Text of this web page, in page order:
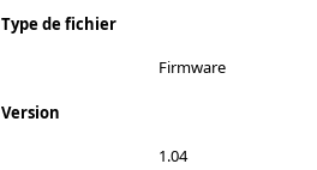
Type de fichier
Firmware
Version
1.04